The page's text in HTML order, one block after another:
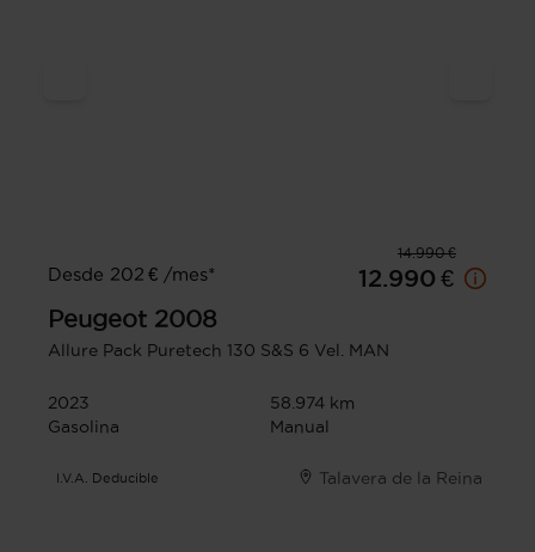
14.990 €
Desde 202 € /mes*
12.990 €
Peugeot 2008
Allure Pack Puretech 130 S&S 6 Vel. MAN
2023
58.974 km
Gasolina
Manual
I.V.A. Deducible Talavera de la Reina